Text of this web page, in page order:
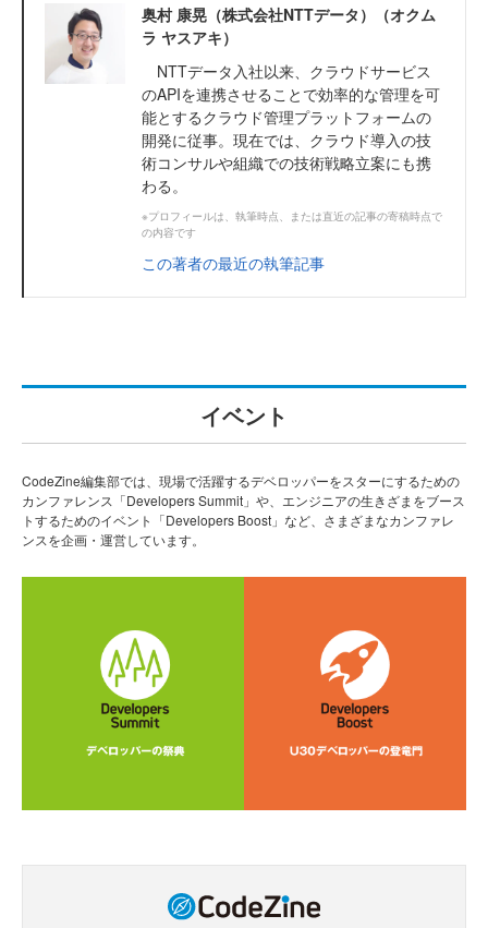
奥村 康晃（株式会社NTTデータ）（オクム
ラ ヤスアキ）
NTTデータ入社以来、クラウドサービス
のAPIを連携させることで効率的な管理を可
能とするクラウド管理プラットフォームの
開発に従事。現在では、クラウド導入の技
術コンサルや組織での技術戦略立案にも携
わる。
※プロフィールは、執筆時点、または直近の記事の寄稿時点で
の内容です
この著者の最近の執筆記事
イベント
CodeZine編集部では、現場で活躍するデベロッパーをスターにするための
カンファレンス「Developers Summit」や、エンジニアの生きざまをブース
トするためのイベント「Developers Boost」など、さまざまなカンファレ
ンスを企画・運営しています。